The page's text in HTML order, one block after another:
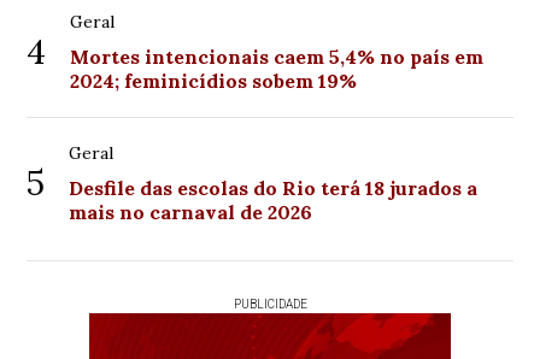
4
Geral
Mortes intencionais caem 5,4% no país em
2024; feminicídios sobem 19%
5
Geral
Desfile das escolas do Rio terá 18 jurados a
mais no carnaval de 2026
PUBLICIDADE